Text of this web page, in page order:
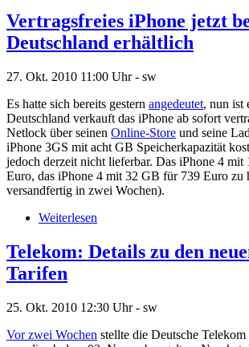
Vertragsfreies iPhone jetzt
Deutschland erhältlich
27. Okt. 2010 11:00 Uhr - sw
Es hatte sich bereits gestern angedeutet, nun ist
Deutschland verkauft das iPhone ab sofort
Netlock über seinen Online-Store und seine
iPhone 3GS mit acht GB Speicherkapazität
jedoch derzeit nicht lieferbar. Das iPhone 4
Euro, das iPhone 4 mit 32 GB für 739 Euro zu
versandfertig in zwei Wochen).
Weiterlesen
Telekom: Details zu den
Tarifen
25. Okt. 2010 12:30 Uhr - sw
Vor zwei Wochen stellte die Deutsche